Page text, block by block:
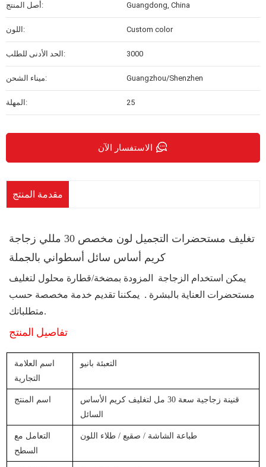
أصل المنتج: Guangdong, China
اللون: Custom color
الحد الأدنى للطلب: 3000
ميناء الشحن: Guangzhou/Shenzhen
المهلة: 25
الاستفسار الآن
مقدمة المنتج
تغليف مستحضرات التجميل لون مخصص 30 مللي زجاجة
كريم أساس سائل أسطواني بالجملة
يمكن استخدام الزجاجة
المزودة بمضخة/قطارة محلول لتغليف
مستحضرات العناية بالبشرة . يمكننا تقديم خدمة مخصصة حسب
متطلباتك.
تفاصيل المنتج
اسم العلامة
التجارية
التعبئة بانيو
اسم المنتج
قنينة زجاجية سعة 30 مل لتغليف كريم الأساس
السائل
التعامل مع
السطح
طباعة الشاشة / صقيع / طلاء اللون